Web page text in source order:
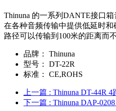
Thinuna 的一系列DANTE接口
在各种音频传输中提供低延时
路径可以传输到100米的距离而
品牌：
Thinuna
型号：
DT-22R
标准：
CE,ROHS
上一篇 : Thinuna DT-44R
下一篇 : Thinuna DAP-